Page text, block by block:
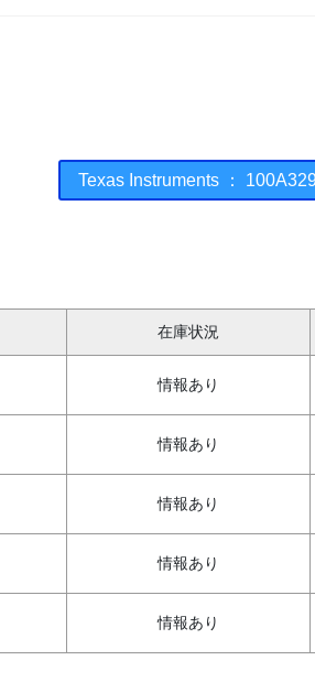
Texas Instruments ：
在庫状況
情報あり
情報あり
情報あり
情報あり
情報あり